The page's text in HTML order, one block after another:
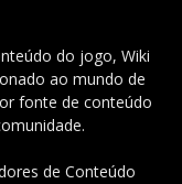
do jogo, Wiki
ao mundo de
fonte de conteúdo
de Conteúdo